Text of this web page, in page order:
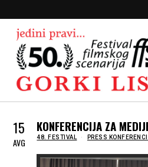
15
AVG
KONFERENCIJA ZA
IN
48. FESTIVAL PRESS